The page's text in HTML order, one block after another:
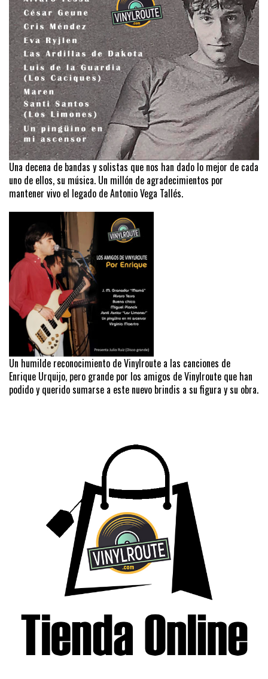
Una decena de bandas y solistas que nos han dado lo mejor de cada
uno de ellos, su música. Un millón de agradecimientos por
mantener vivo el legado de Antonio Vega Tallés.
Un humilde reconocimiento de Vinylroute a las canciones de
Enrique Urquijo, pero grande por los amigos de Vinylroute que han
podido y querido sumarse a este nuevo brindis a su figura y su obra.